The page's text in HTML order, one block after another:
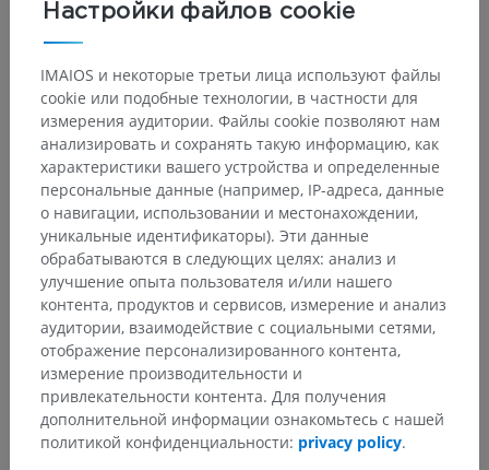
Сравнительная анатомия человека
Переводы
Заметили ошибку?
Не стесняйтесь предложить поправку, свою версию
перевода или решение по улучшению контента.
Сообщить об ошибке
СКАЧАТЬ ПРИЛОЖЕНИЕ
Настройки файлов cookie
IMAIOS и некоторые третьи лица используют файлы
cookie или подобные технологии, в частности для
измерения аудитории. Файлы cookie позволяют нам
анализировать и сохранять такую информацию, как
характеристики вашего устройства и определенные
персональные данные (например, IP-адреса, данные
о навигации, использовании и местонахождении,
уникальные идентификаторы). Эти данные
обрабатываются в следующих целях: анализ и
улучшение опыта пользователя и/или нашего
контента, продуктов и сервисов, измерение и анализ
аудитории, взаимодействие с социальными сетями,
отображение персонализированного контента,
измерение производительности и
привлекательности контента. Для получения
дополнительной информации ознакомьтесь с нашей
политикой конфиденциальности: privacy policy.